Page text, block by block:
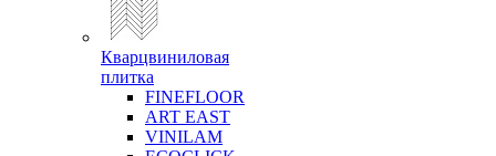
Кварцвиниловая
плитка
FINEFLOOR
ART EAST
VINILAM